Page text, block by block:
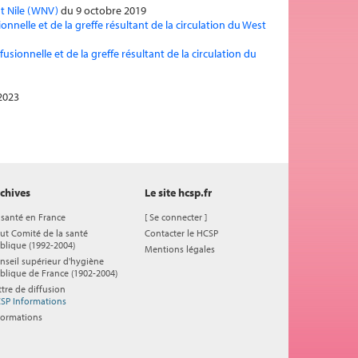
Nile (WNV) du 9 octobre 2019
et de la greffe résultant de la circulation du West
et de la greffe résultant de la circulation du
en France
Comité de la santé
(1992-2004)
supérieur d'hygiène
de France (1902-2004)
de diffusion
Informations
Le site hcsp.fr
[Se connecter ]
Contacter le HCSP
Mentions légales